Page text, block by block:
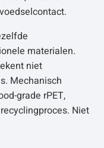
materialen.
niet
Mechanisch
grade rPET,
Niet